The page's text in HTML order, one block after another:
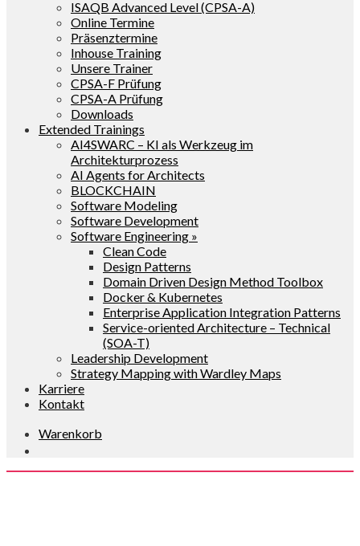
ISAQB Advanced Level (CPSA-A)
Online Termine
Präsenztermine
Inhouse Training
Unsere Trainer
CPSA-F Prüfung
CPSA-A Prüfung
Downloads
Extended Trainings
AI4SWARC – KI als Werkzeug im
Architekturprozess
AI Agents for Architects
BLOCKCHAIN
Software Modeling
Software Development
Software Engineering »
Clean Code
Design Patterns
Domain Driven Design Method Toolbox
Docker & Kubernetes
Enterprise Application Integration Patterns
Service-oriented Architecture – Technical
(SOA-T)
Leadership Development
Strategy Mapping with Wardley Maps
Karriere
Kontakt
Warenkorb